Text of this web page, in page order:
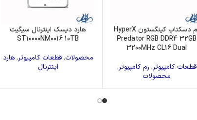
رم دسکتاپ کینگستون HyperX
Predator RGB DDR4 32GB
3200MHz CL16 Dual
قطعات کامپیوتر, رم کامپیوتر,
محصولات
هارد دیسک اینترنال سیگیت
ST10000NM0016 10TB
محصولات,قطعات کامپیوتر,هارد
اینترنال